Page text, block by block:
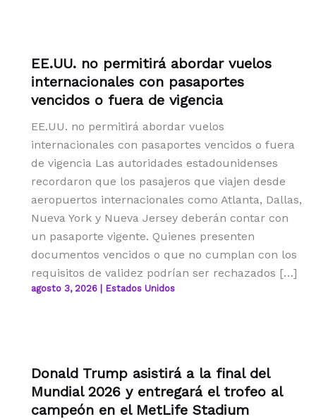
EE.UU. no permitirá abordar vuelos
internacionales con pasaportes
vencidos o fuera de vigencia
EE.UU. no permitirá abordar vuelos
internacionales con pasaportes vencidos o fuera
de vigencia Las autoridades estadounidenses
recordaron que los pasajeros que viajen desde
aeropuertos internacionales como Atlanta, Dallas,
Nueva York y Nueva Jersey deberán contar con
un pasaporte vigente. Quienes presenten
documentos vencidos o que no cumplan con los
requisitos de validez podrían ser rechazados […]
agosto 3, 2026 Estados Unidos
Donald Trump asistirá a la final del
Mundial 2026 y entregará el trofeo al
campeón en el MetLife Stadium